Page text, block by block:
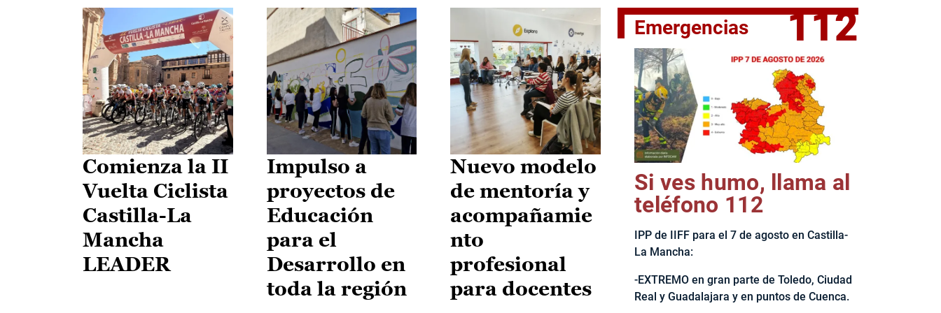
El jefe del Ejecutivo castellanomanchego, Emiliano García-
Comienza la II
Vuelta Ciclista
Castilla-La
Mancha
LEADER
Impulso a
proyectos de
Educación
para el
Desarrollo en
toda la región
Nuevo modelo
de mentoría y
acompañamie
nto
profesional
para docentes
Emergencias 112
Si ves humo, llama al
teléfono 112
IPP de IIFF para el 7 de agosto en Castilla-
La Mancha:
-EXTREMO en gran parte de Toledo, Ciudad
Real y Guadalajara y en puntos de Cuenca.